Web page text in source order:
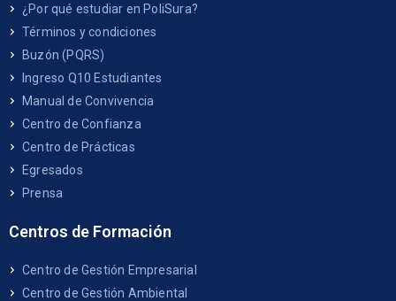
¿Por qué estudiar en PoliSura?
Términos y condiciones
Buzón (PQRS)
Ingreso Q10 Estudiantes
Manual de Convivencia
Centro de Confianza
Centro de Prácticas
Egresados
Prensa
Centros de Formación
Centro de Gestión Empresarial
Centro de Gestión Ambiental